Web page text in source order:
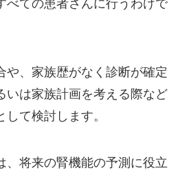
べての患者さんに行うわけで
や、家族歴がなく診断が確定
いは家族計画を考える際など
て検討します。
、将来の腎機能の予測に役立